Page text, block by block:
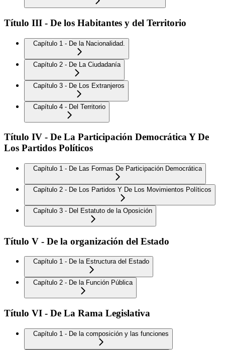
Título III - De los Habitantes y del Territorio
Capítulo 1 - De la Nacionalidad.
Capítulo 2 - De La Ciudadanía
Capítulo 3 - De Los Extranjeros
Capítulo 4 - Del Territorio
Título IV - De La Participación Democrática Y De
Los Partidos Políticos
Capítulo 1 - De Las Formas De Participación Democrática
Capítulo 2 - De Los Partidos Y De Los Movimientos Políticos
Capítulo 3 - Del Estatuto de la Oposición
Título V - De la organización del Estado
Capítulo 1 - De la Estructura del Estado
Capítulo 2 - De la Función Pública
Título VI - De La Rama Legislativa
Capítulo 1 - De la composición y las funciones